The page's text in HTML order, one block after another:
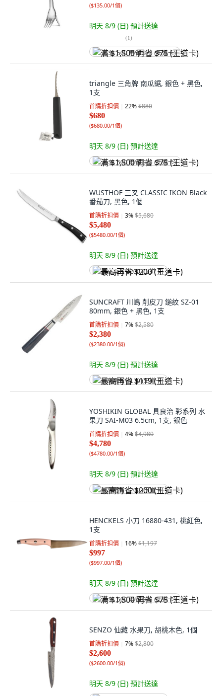
($135.00/1個)
明天 8/9 (日) 預計送達
(1)
满 $1,500 再省 $75 (王道卡)
triangle 三角牌 南瓜鋸, 銀色 + 黑色,
1支
首購折扣價 22%$880
$680
($680.00/1個)
明天 8/9 (日) 預計送達
满 $1,500 再省 $75 (王道卡)
WUSTHOF 三叉 CLASSIC IKON Black
番茄刀, 黑色, 1個
首購折扣價 3%$5,680
$5,480
($5480.00/1個)
明天 8/9 (日) 預計送達
最高再省 $200 (王道卡)
SUNCRAFT 川嶋 削皮刀 鎚紋 SZ-01
80mm, 銀色 + 黑色, 1支
首購折扣價 7%$2,580
$2,380
($2380.00/1個)
明天 8/9 (日) 預計送達
最高再省 $119 (王道卡)
YOSHIKIN GLOBAL 具良治 彩系列 水
果刀 SAI-M03 6.5cm, 1支, 銀色
首購折扣價 4%$4,980
$4,780
($4780.00/1個)
明天 8/9 (日) 預計送達
最高再省 $200 (王道卡)
HENCKELS 小刀 16880-431, 桃紅色,
1支
首購折扣價 16%$1,197
$997
($997.00/1個)
明天 8/9 (日) 預計送達
满 $1,500 再省 $75 (王道卡)
SENZO 仙藏 水果刀, 胡桃木色, 1個
首購折扣價 7%$2,800
$2,600
($2600.00/1個)
明天 8/9 (日) 預計送達